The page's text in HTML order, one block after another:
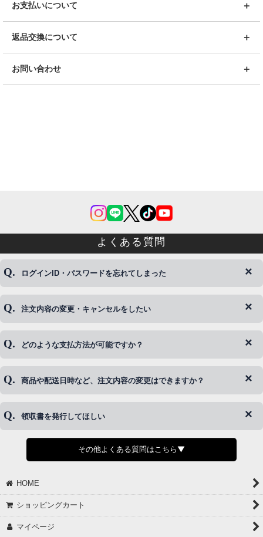
お支払いについて
返品交換について
お問い合わせ
よくある質問
ログインID・パスワードを忘れてしまった
◆下記ページより、ログインIDの変更が可能です。
注文内容の変更・キャンセルをしたい
◆即日発送を行なっている関係上、午後以降のご連絡やキャンセル
※発送後、発送準備が完了しお手続きが間に合わない場合は変更、
どのような支払方法が可能ですか？
◆代金引換・クレジットカード・携帯キャリア決済・おねだり決
商品や配送日時など、注文内容の変更はできますか？
◆商品発送前の変更は承っております。
さい。
領収書を発行してほしい
◆領収書はご希望頂いた場合のみ発行しております。
【これからご注文する場合】
願いします。
②宛名（空欄は上様は不可）
その他よくある質問はこちら▼
HOME
ショッピングカート
マイページ